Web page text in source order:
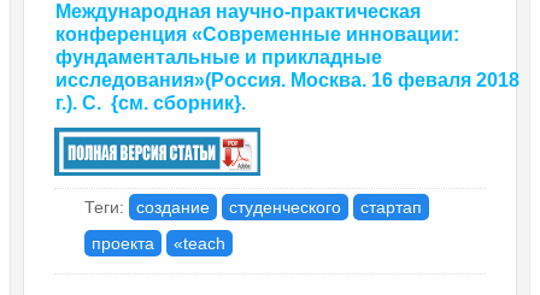
Международная научно-практическая
конференция «Современные инновации:
фундаментальные и прикладные
исследования»(Россия. Москва. 16 феваля 2018
г.). С. {см. сборник}.
Теги: создание студенческого
стартап
проекта
«teach